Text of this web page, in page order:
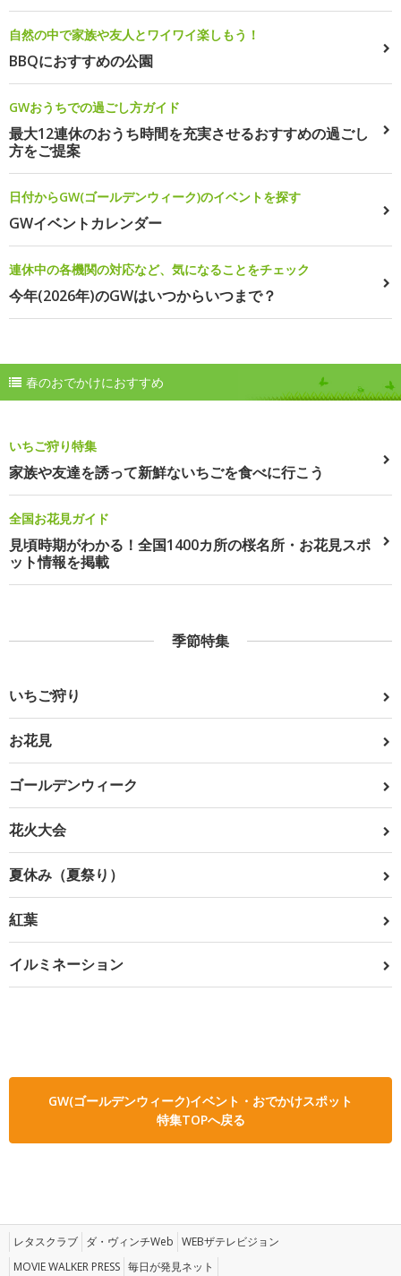
自然の中で家族や友人とワイワイ楽しもう！
BBQにおすすめの公園
GWおうちでの過ごし方ガイド
最大12連休のおうち時間を充実させるおすすめの過ごし
方をご提案
日付からGW(ゴールデンウィーク)のイベントを探す
GWイベントカレンダー
連休中の各機関の対応など、気になることをチェック
今年(2026年)のGWはいつからいつまで？
春のおでかけにおすすめ
いちご狩り特集
家族や友達を誘って新鮮ないちごを食べに行こう
全国お花見ガイド
見頃時期がわかる！全国1400カ所の桜名所・お花見スポ
ット情報を掲載
季節特集
いちご狩り
お花見
ゴールデンウィーク
花火大会
夏休み（夏祭り）
紅葉
イルミネーション
GW(ゴールデンウィーク)イベント・おでかけスポット
特集TOPへ戻る
レタスクラブ ダ・ヴィンチWeb WEBザテレビジョン
MOVIE WALKER PRESS 毎日が発見ネット